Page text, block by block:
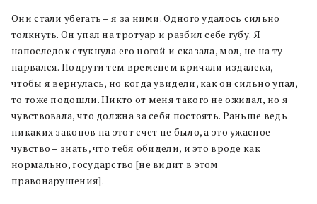
Они стали убегать – я за ними. Одного удалось сильно
толкнуть. Он упал на тротуар и разбил себе губу. Я
напоследок стукнула его ногой и сказала, мол, не на ту
нарвался. Подруги тем временем кричали издалека,
чтобы я вернулась, но когда увидели, как он сильно упал,
то тоже подошли. Никто от меня такого не ожидал, но я
чувствовала, что должна за себя постоять. Раньше ведь
никаких законов на этот счет не было, а это ужасное
чувство – знать, что тебя обидели, и это вроде как
нормально, государство [не видит в этом
правонарушения].